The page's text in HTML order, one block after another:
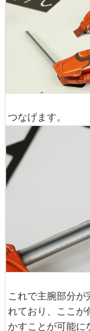
つなげます。
これで主腕部分が
れており、ここが
かすことが可能に